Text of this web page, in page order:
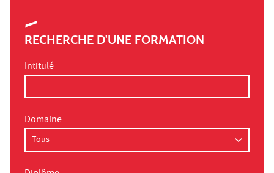
RECHERCHE D'UNE FORMATION
Intitulé
Domaine